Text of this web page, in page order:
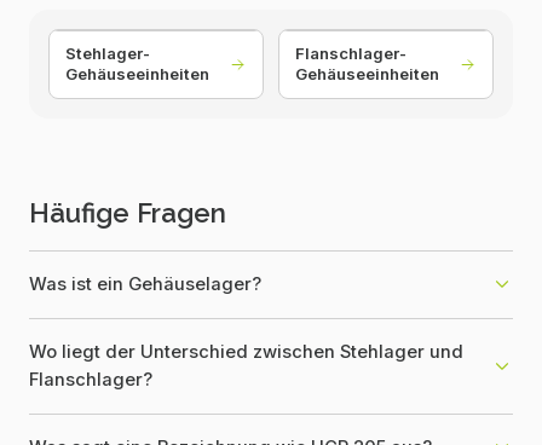
Stehlager-
Gehäuseeinheiten
Flanschlager-
Gehäuseeinheiten
Häufige Fragen
Was ist ein Gehäuselager?
Wo liegt der Unterschied zwischen Stehlager und
Flanschlager?